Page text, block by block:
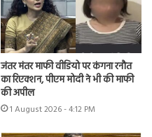
जंतर मंतर माफी वीडियो पर कंगना रनौत
का रिएक्शन, पीएम मोदी ने भी की माफी
की अपील
1 August 2026 - 4:12 PM